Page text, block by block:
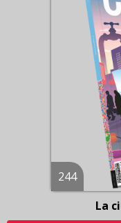
244
La